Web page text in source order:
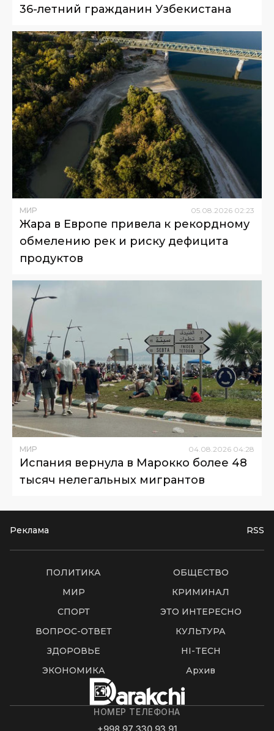
36-летний гражданин Узбекистана
МИР 05 08 2026 02:23
Жара в Европе привела к рекордному
обмелению рек и риску дефицита
продуктов
МИР 04 08 2026 04:28
Испания вернула в Марокко более 48
тысяч нелегальных мигрантов
Реклама RSS
ПОЛИТИКА
ОБЩЕСТВО
МИР
КРИМИНАЛ
СПОРТ
ЭТО ИНТЕРЕСНО
ВОПРОС-ОТВЕТ
КУЛЬТУРА
ЗДОРОВЬЕ
HI-TECH
ЭКОНОМИКА
Архив
НОМЕР ТЕЛЕФОНА
+998 97 330 93 91